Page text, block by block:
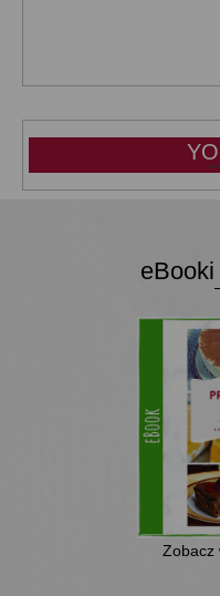
Zobacz